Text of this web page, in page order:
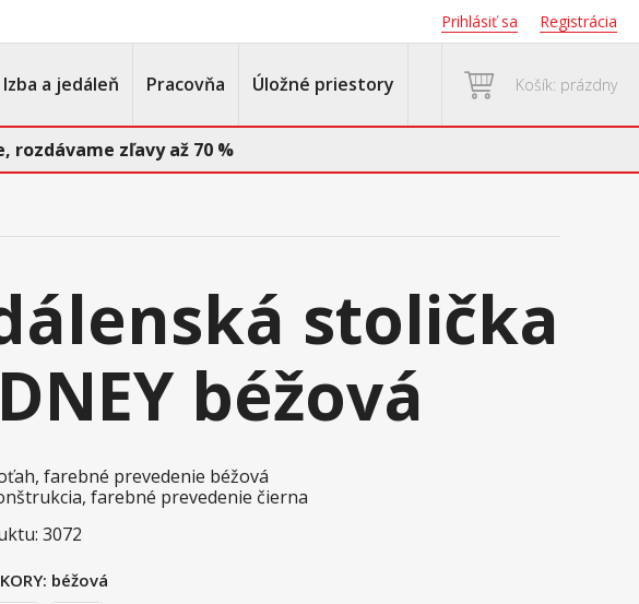
Prihlásiť sa Registrácia
Izba a jedáleň Pracovňa Úložné priestory Košík: prázdny
rozdávame zľavy až 70 %
stolička
béžová
farebné prevedenie béžová
farebné prevedenie čierna
3072
béžová